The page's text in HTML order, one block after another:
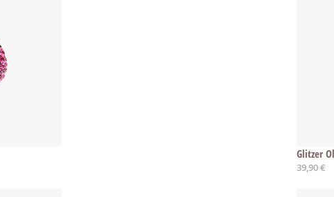
Glitzer
39,90 €